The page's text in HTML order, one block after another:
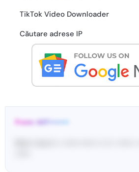
TikTok Video Downloader
Căutare adrese IP
From: 447••••••••